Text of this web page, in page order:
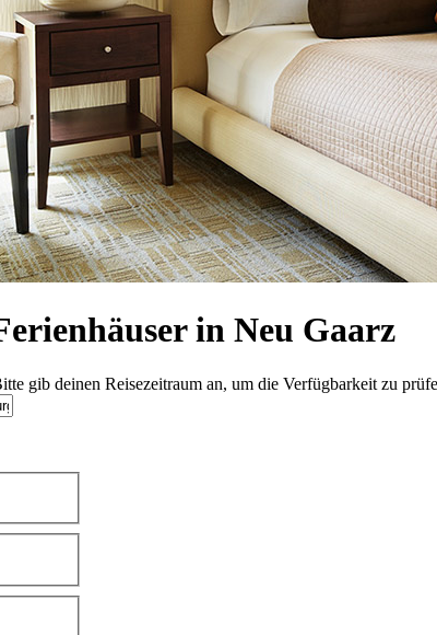
in Neu Gaarz
gib deinen Reisezeitraum an, um die Verfügbarkeit zu